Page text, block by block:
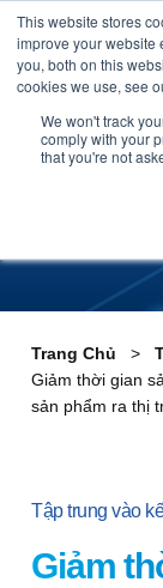
This website stores
improve your website
you, both on this
cookies we use, see
We won't track
comply with your
that you're not
Skip to content
Giải
khăn
Trang Chủ
Giảm thời gian
sản phẩm ra thị
Tập trung vào
Giảm